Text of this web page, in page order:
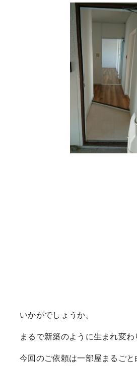
いかがでしょうか。
まるで新築のように生まれ変わ
今回のご依頼は一部屋まるごと